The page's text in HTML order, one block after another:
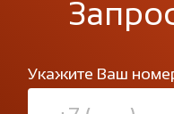
Укажите Ваш